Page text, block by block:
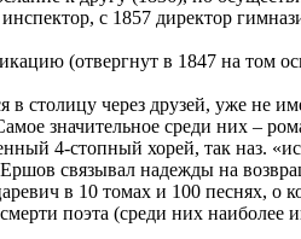
с 1857 директор
(отвергнут в 1847 на том
столицу через друзей, уже не
значительное среди них –
4-стопный хорей, так наз.
связывал надежды на
в 10 томах и 100 песнях, о
поэта (среди них наиболее